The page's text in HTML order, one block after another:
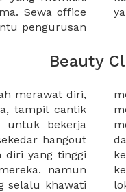
Sewa office
pengurusan
Beauty
merawat diri,
tampil cantik
untuk bekerja
hangout
diri yang tinggi
namun
selalu khawati
kulit
beauty class
sehari bahkan
melakukan
untuk mencari